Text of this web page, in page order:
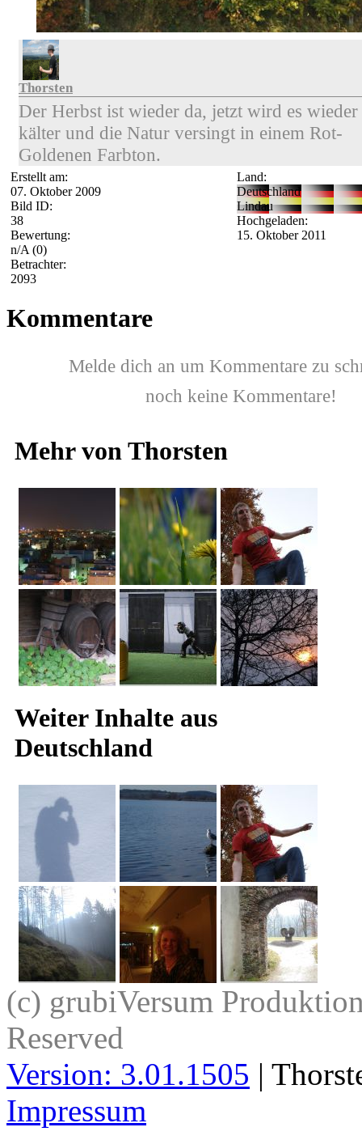
Thorsten
Der Herbst ist wieder da, jetzt wird es wieder
kälter und die Natur versingt in einem Rot-
Goldenen Farbton.
Erstellt am:
07. Oktober 2009
Bild ID:
38
Bewertung:
n/A (0)
Betrachter:
2093
Land:
Deutschland
Lindau
Hochgeladen:
15. Oktober 2011
Kommentare
Melde dich an um Kommentare zu
noch keine Kommentare!
Mehr von Thorsten
Weiter Inhalte aus
Deutschland
(c) grubiVersum
Reserved
Version: 3.01.1505 |
Impressum